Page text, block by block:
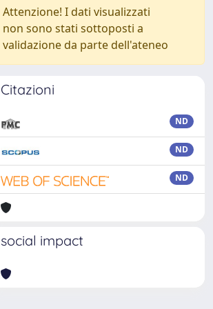
Attenzione! I dati visualizzati
non sono stati sottoposti a
validazione da parte dell'ateneo
Citazioni
ND
ND
ND
social impact